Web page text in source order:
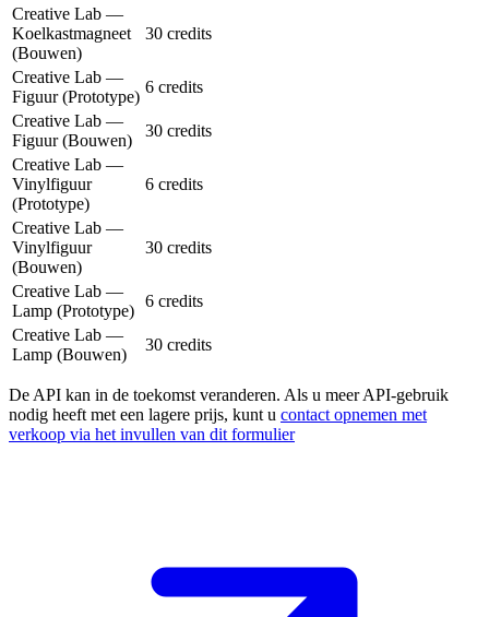
Creative Lab —
Koelkastmagneet
(Bouwen)
30 credits
Creative Lab —
Figuur (Prototype)
6 credits
Creative Lab —
Figuur (Bouwen)
30 credits
Creative Lab —
Vinylfiguur
(Prototype)
6 credits
Creative Lab —
Vinylfiguur
(Bouwen)
30 credits
Creative Lab —
Lamp (Prototype)
6 credits
Creative Lab —
Lamp (Bouwen)
30 credits
De API kan in de toekomst veranderen. Als u meer API-gebruik
nodig heeft met een lagere prijs, kunt u contact opnemen met
verkoop via het invullen van dit formulier